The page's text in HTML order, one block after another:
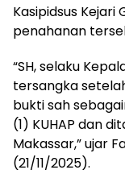
Kasipidsus Kejari
penahanan
“SH, selaku
tersangka
bukti sah
(1) KUHAP dan
Makassar,” ujar
(21/11/2025).